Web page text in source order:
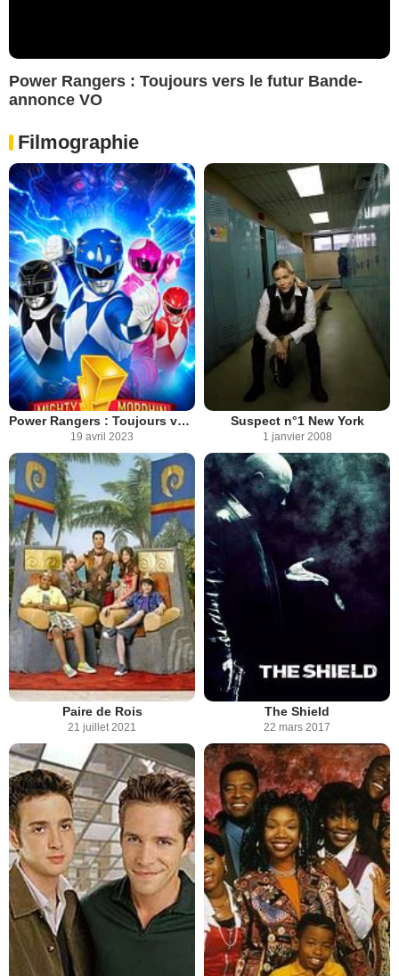
Power Rangers : Toujours vers le futur Bande-
annonce VO
Filmographie
Power Rangers : Toujours vers le futur
19 avril 2023
Suspect n°1 New York
1 janvier 2008
Paire de Rois
21 juillet 2021
The Shield
22 mars 2017